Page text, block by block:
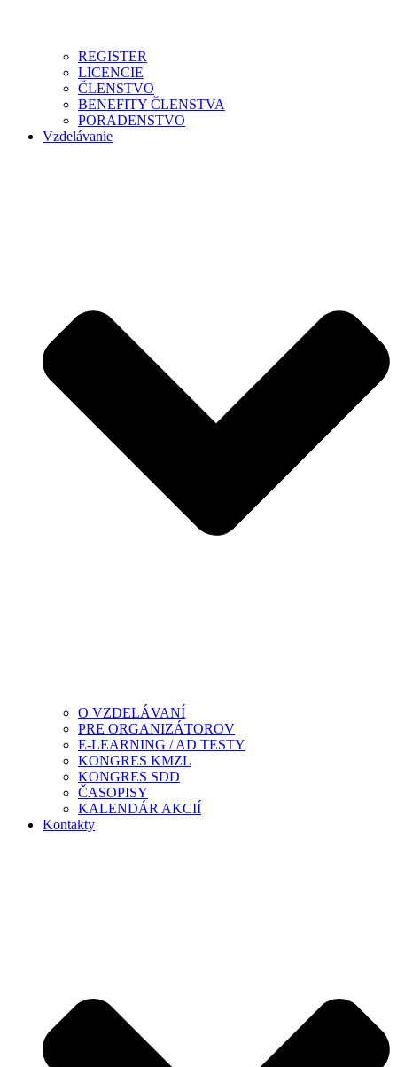
REGISTER
LICENCIE
ČLENSTVO
BENEFITY ČLENSTVA
PORADENSTVO
Vzdelávanie
O VZDELÁVANÍ
PRE ORGANIZÁTOROV
E-LEARNING / AD TESTY
KONGRES KMZL
KONGRES SDD
ČASOPISY
KALENDÁR AKCIÍ
Kontakty